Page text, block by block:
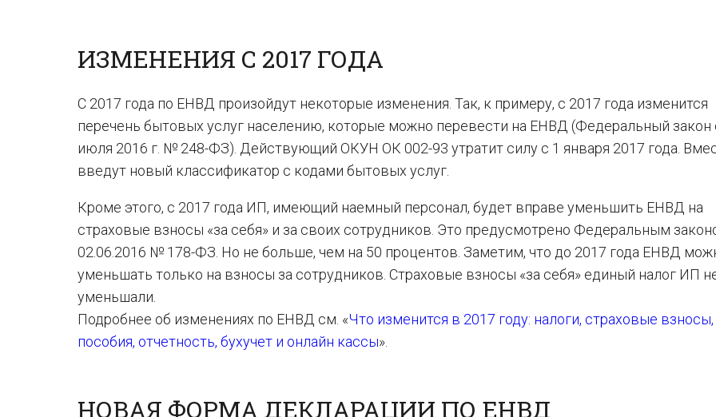
ИЗМЕНЕНИЯ С 2017 ГОДА
С 2017 года по ЕНВД произойдут некоторые изменения. Так, к примеру, с 2017 года изменится
перечень бытовых услуг населению, которые можно перевести на ЕНВД (Федеральный закон
июля 2016 г. № 248-ФЗ). Действующий ОКУН ОК 002-93 утратит силу с 1 января 2017 года.
введут новый классификатор с кодами бытовых услуг.
Кроме этого, с 2017 года ИП, имеющий наемный персонал, будет вправе уменьшить ЕНВД на
страховые взносы «за себя» и за своих сотрудников. Это предусмотрено Федеральным
02.06.2016 № 178-ФЗ. Но не больше, чем на 50 процентов. Заметим, что до 2017 года ЕНВД
уменьшать только на взносы за сотрудников. Страховые взносы «за себя» единый налог ИП
уменьшали.
Подробнее об изменениях по ЕНВД см. «Что изменится в 2017 году: налоги, страховые взносы,
пособия, отчетность, бухучет и онлайн кассы».
НОВАЯ ФОРМА ДЕКЛАРАЦИИ ПО ЕНВД